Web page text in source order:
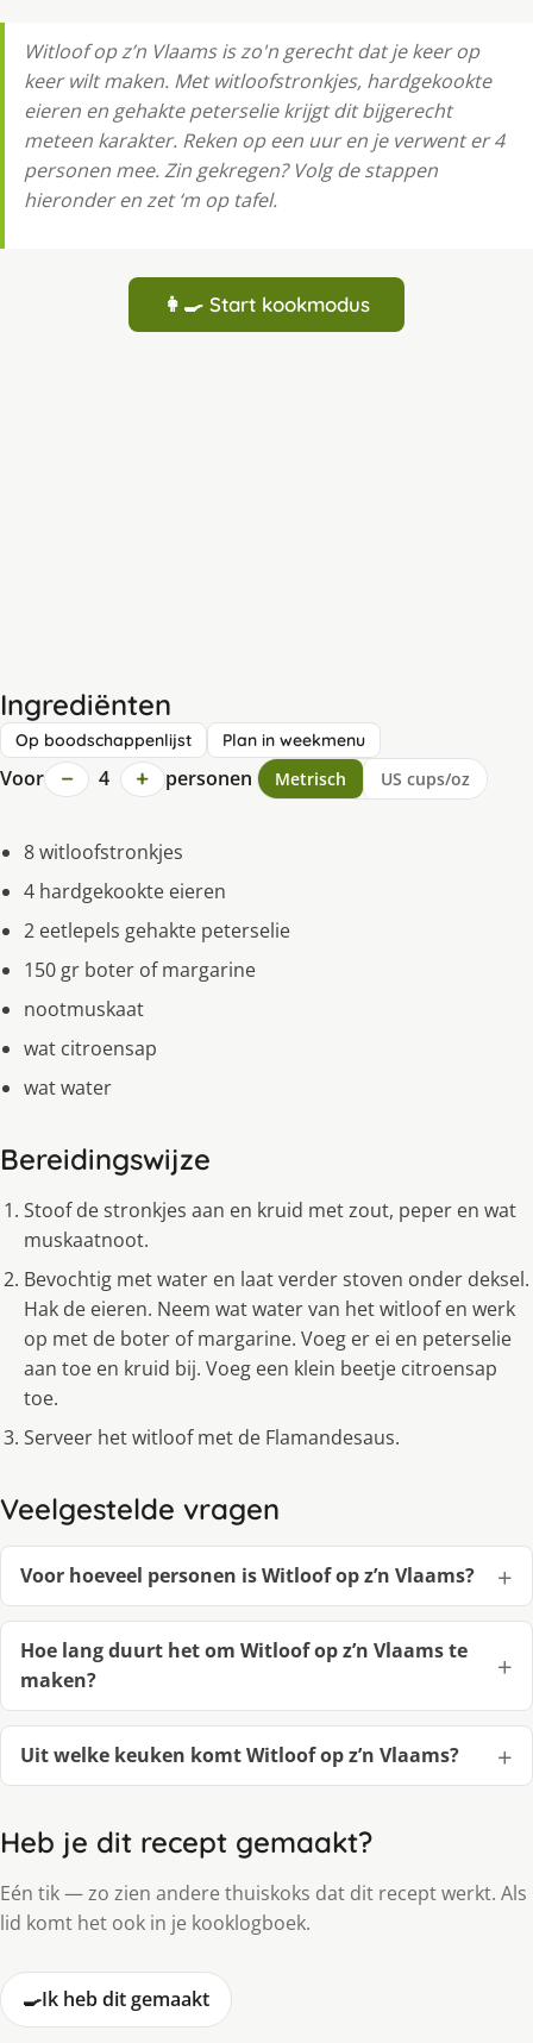
Witloof op z’n Vlaams is zo'n gerecht dat je keer op
keer wilt maken. Met witloofstronkjes, hardgekookte
eieren en gehakte peterselie krijgt dit bijgerecht
meteen karakter. Reken op een uur en je verwent er 4
personen mee. Zin gekregen? Volg de stappen
hieronder en zet ‘m op tafel.
👩‍🍳 Start kookmodus
Ingrediënten
Op boodschappenlijst Plan in weekmenu
Voor − 4 + personen Metrisch US cups/oz
8 witloofstronkjes
4 hardgekookte eieren
2 eetlepels gehakte peterselie
150 gr boter of margarine
nootmuskaat
wat citroensap
wat water
Bereidingswijze
Stoof de stronkjes aan en kruid met zout, peper en wat
muskaatnoot.
Bevochtig met water en laat verder stoven onder deksel.
Hak de eieren. Neem wat water van het witloof en werk
op met de boter of margarine. Voeg er ei en peterselie
aan toe en kruid bij. Voeg een klein beetje citroensap
toe.
Serveer het witloof met de Flamandesaus.
Veelgestelde vragen
Voor hoeveel personen is Witloof op z’n Vlaams?
Hoe lang duurt het om Witloof op z’n Vlaams te
maken?
Uit welke keuken komt Witloof op z’n Vlaams?
Heb je dit recept gemaakt?
Eén tik — zo zien andere thuiskoks dat dit recept werkt. Als
lid komt het ook in je kooklogboek.
🍳Ik heb dit gemaakt